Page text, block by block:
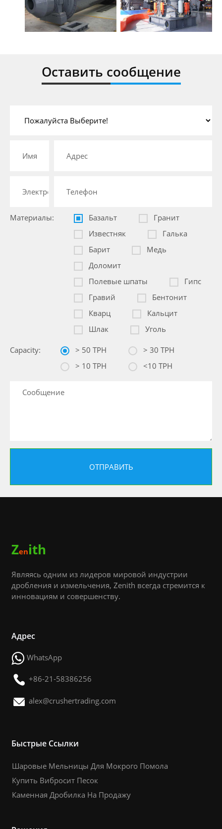
Оставить сообщение
Материалы: Базальт
Гранит
Известняк
Галька
Барит
Медь
Доломит
Полевые шпаты
Гипс
Гравий
Бентонит
Кварц
Кальцит
Шлак
Уголь
Capacity: > 50 TPH
> 30 TPH
> 10 TPH
<10 TPH
Zenith
Являясь одним из лидеров мировой индустрии
дробления и измельчения, Zenith всегда стремится к
инновациям и совершенству.
Адрес
WhatsApp
+86-21-58386256
alex@crushertrading.com
Быстрые Ссылки
Шаровые Мельницы Для Мокрого Помола
Купить Вибросит Песок
Каменная Дробилка На Продажу